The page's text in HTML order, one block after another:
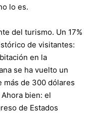
lo es.
del turismo. Un 17%
de visitantes:
en la
se ha vuelto un
más de 300 dólares
bien: el
de Estados